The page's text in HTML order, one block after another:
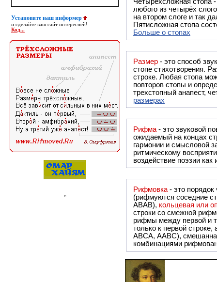
Установите наш информер
и сделайте ваш сайт интересней!
Код...
любого из четырёх
на втором слоге и так
Пятисложная стопа
Больше о стопах
Размер - это способ
стопе стихотворения.
строке. Любая стопа
повторов стопы и
трехстопный анапест,
размерах
Рифма - это звуковой повтор, традиционно используемый в поэзии и, как
ожидаемый на концах
гармонии и смысловой
ритмическому
воздействие поэзии
Рифмовка - это
(рифмуются соседние
ABAB), кольцевая или
строки со смежной
рифмы между первой и
только к первой
ABCA, AABC), смешанная или вольная рифмовка (рифмовка в сложных строфах с различными
комбинациями